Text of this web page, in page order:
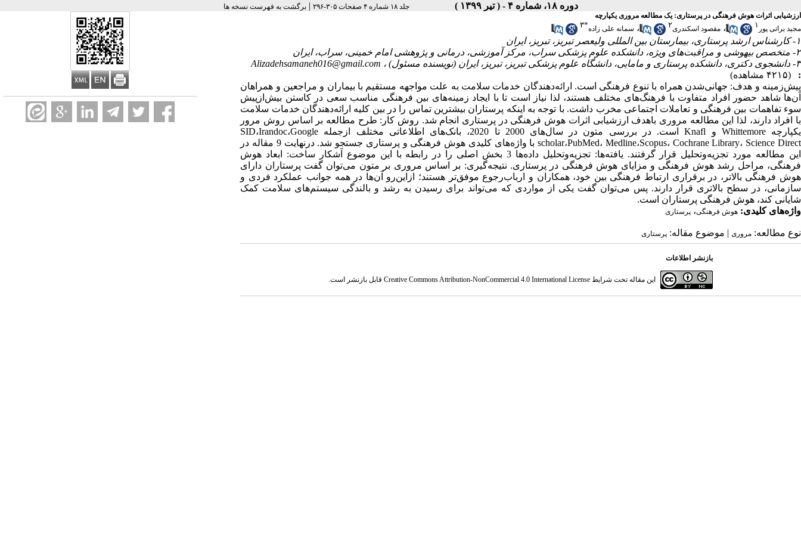
دوره ۱۸، شماره ۴ - ( تیر ۱۳۹۹ ) جلد ۱۸ شماره ۴ صفحات ۳۰۵-۲۹۶ |برگشت به فهرست نسخه ها
ارزشیابی اثرات هوش فرهنگی در پرستاری: یک مطالعه مروری یکپارچه
مجید براتی پور ۱ ، مقصود اسکندری۲ ، سمانه علی زاده*۳
۱- کارشناس ارشد پرستاری، بیمارستان بین المللی ولیعصر تبریز، تبریز، ایران
۲- متخصص بیهوشی و مراقبت‌های ویژه، دانشکده علوم پزشکی سراب، مرکز آموزشی، درمانی و پژوهشی امام خمینی، سراب، ایران
۳- دانشجوی دکتری، دانشکده پرستاری و مامایی، دانشگاه علوم پزشکی تبریز، تبریز، ایران (نویسنده مسئول) ،
Alizadehsamaneh016@gmail.com
:
(۴۲۱۵ مشاهده)
پیش‌زمینه و هدف: جهانی‌شدن همراه با تنوع فرهنگی است. ارائه‌دهندگان خدمات سلامت به علت مواجهه مستقیم با بیماران و مراجعین و همراهان
آن‌ها شاهد حضور افراد متفاوت با فرهنگ‌های مختلف هستند، لذا نیاز است تا با ایجاد زمینه‌های بین فرهنگی مناسب سعی در کاستن بیش‌ازپیش
سوء تفاهمات بین فرهنگی و تعاملات اجتماعی مخرب داشت. با توجه به اینکه پرستاران بیشترین تماس را در بین کلیه ارائه‌دهندگان خدمات سلامت
با افراد دارند، لذا این مطالعه مروری باهدف ارزشیابی اثرات هوش فرهنگی در پرستاری انجام شد. روش کار: طرح مطالعه بر اساس روش مرور
یکپارچه Whittemore و Knafl است. در بررسی متون در سال‌های 2000 تا 2020، بانک‌های اطلاعاتی مختلف ازجمله SID،Irandoc،Google
scholar،PubMed، Medline،Scopus، Cochrane Library، Science Direct با واژه‌های کلیدی هوش فرهنگی و پرستاری جستجو شد. درنهایت 9 مقاله در
این مطالعه مورد تجزیه‌و‌تحلیل قرار گرفتند. یافته‌ها: تجزیه‌و‌تحلیل داده‌ها 3 بخش اصلی را در رابطه با این موضوع آشکار ساخت: ابعاد هوش
فرهنگی، مراحل رشد هوش فرهنگی و مزایای هوش فرهنگی در پرستاری. نتیجه‌گیری: بر اساس مروری بر متون می‌توان گفت پرستاران دارای
هوش فرهنگی بالاتر، در برقراری ارتباط فرهنگی بین خود، همکاران و ارباب‌رجوع موفق‌تر هستند؛ ازاین‌رو آن‌ها در همه جوانب عملکرد فردی و
سازمانی، در سطح بالاتری قرار دارند. پس می‌توان گفت یکی از مواردی که می‌تواند برای رسیدن به رشد و بالندگی سیستم‌های سلامت کمک
شایانی کند، هوش فرهنگی پرستاران است.
واژه‌های کلیدی: هوش فرهنگی، پرستاری
نوع مطالعه: مروری | موضوع مقاله: پرستاری
بازنشر اطلاعات
این مقاله تحت شرایط Creative Commons Attribution-NonCommercial 4.0 International Licenseقابل بازنشر است.